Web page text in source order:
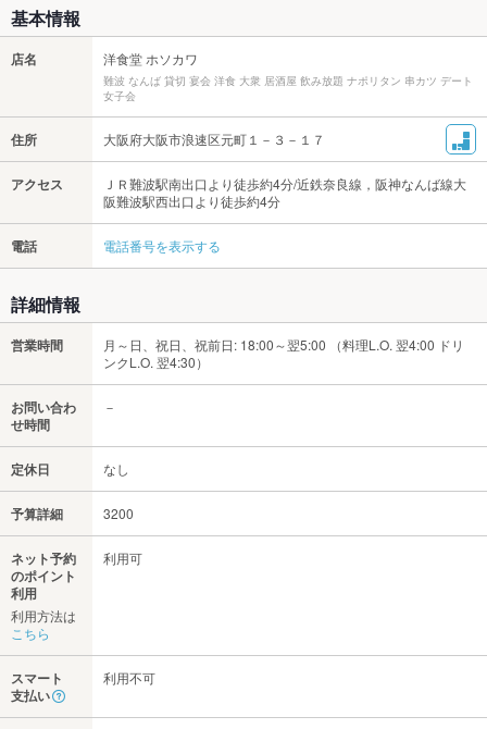
基本情報
店名 洋食堂 ホソカワ
難波 なんば 貸切 宴会 洋食 大衆 居酒屋 飲み放題 ナポリタン 串カツ デート
女子会
住所 大阪府大阪市浪速区元町１－３－１７
アクセス
ＪＲ難波駅南出口より徒歩約4分/近鉄奈良線，阪神なんば線大
阪難波駅西出口より徒歩約4分
電話 電話番号を表示する
詳細情報
営業時間
月～日、祝日、祝前日: 18:00～翌5:00 （料理L.O. 翌4:00 ドリ
ンクL.O. 翌4:30）
お問い合わ
せ時間
－
定休日 なし
予算詳細 3200
ネット予約
のポイント
利用
利用方法は
こちら
利用可
スマート
支払い
利用不可